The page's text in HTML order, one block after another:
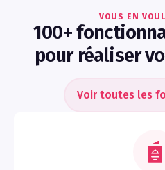
VOUS EN
100+
pour réaliser
Voir toutes les